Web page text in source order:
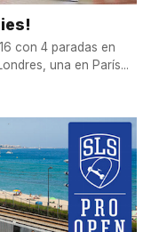
con 4 paradas en
una en París...